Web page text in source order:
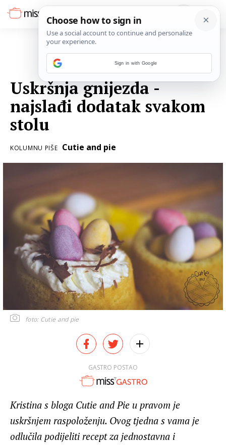
Uskršnja gnijezda -
najslađi dodatak svakom
stolu
KOLUMNU PIŠE Cutie and pie
foto: Cutie and pie
GASTRO POSTAO
Kristina s bloga Cutie and Pie u pravom je
uskršnjem raspoloženju. Ovog tjedna s vama je
odlučila podijeliti recept za jednostavna i
Sign in with Google